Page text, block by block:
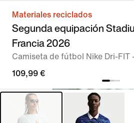
Materiales reciclados
Segunda equipación
Francia 2026
Camiseta de fútbol Nike Dri-FIT
109,99 €